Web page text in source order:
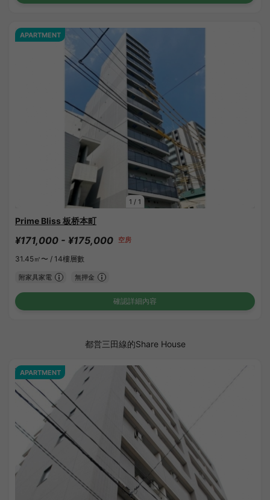
1 / 1
APARTMENT
Prime Bliss 板桥本町
¥171,000 - ¥175,000 空房
31.45㎡〜 / 14樓層數
附家具家電 無押金
確認詳細內容
都営三田線的Share House
APARTMENT